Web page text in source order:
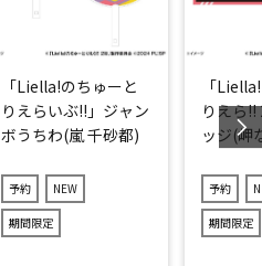
「Liella!のちゅーと
りえらいぶ!!」ジャン
ボうちわ(嵐 千砂都)
予約 NEW
期間限定
「
りえら
ッジ(岬
予約
期間限定